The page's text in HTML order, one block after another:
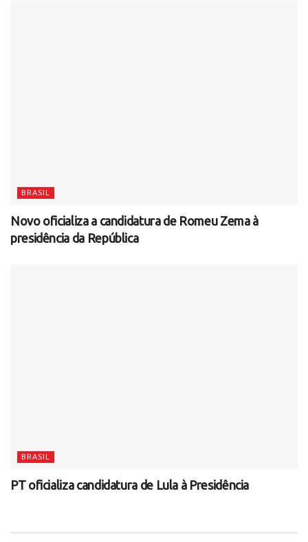
BRASIL
Novo oficializa a candidatura de Romeu Zema à
presidência da República
BRASIL
PT oficializa candidatura de Lula à Presidência